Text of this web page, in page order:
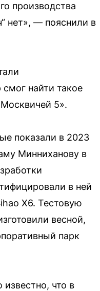
производства
нет», — пояснили в
найти такое
5».
показали в 2023
Минниханову в
в ней
X6. Тестовую
весной,
парк
известно, что в